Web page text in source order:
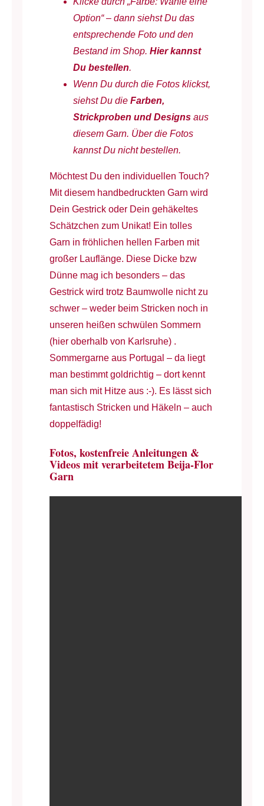
-
handgefärbt
-
100
à
ca.
310
m
Menge
Option“ – dann siehst Du das
entsprechende Foto und den
Bestand im Shop. Hier kannst
Du bestellen.
Wenn Du durch die Fotos klickst,
siehst Du die Farben,
Strickproben und Designsaus
diesem Garn. Über die Fotos
kannst Du nicht bestellen.
Möchtest Du den individuellen Touch?
Mit diesem handbedruckten Garn wird
Dein Gestrick oder Dein gehäkeltes
Schätzchen zum Unikat! Ein tolles
Garn in fröhlichen hellen Farben mit
großer Lauflänge. Diese Dicke bzw
Dünne mag ich besonders – das
Gestrick wird trotz Baumwolle nicht zu
schwer – weder beim Stricken noch in
unseren heißen schwülen Sommern
(hier oberhalb von Karlsruhe) .
Sommergarne aus Portugal – da liegt
man bestimmt goldrichtig – dort kennt
man sich mit Hitze aus :-). Es lässt sich
fantastisch Stricken und Häkeln – auch
doppelfädig!
Fotos, kostenfreie Anleitungen &
Videos mit verarbeitetem Beija-Flor
Garn